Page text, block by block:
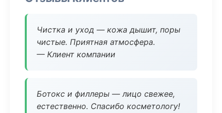
Чистка и уход — кожа дышит, поры
чистые. Приятная атмосфера.
— Клиент компании
Ботокс и филлеры — лицо свежее,
естественно. Спасибо косметологу!